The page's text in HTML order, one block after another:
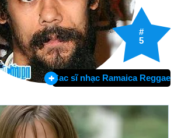
#
5
Cac sĩ nhạc Ramaica Reggae